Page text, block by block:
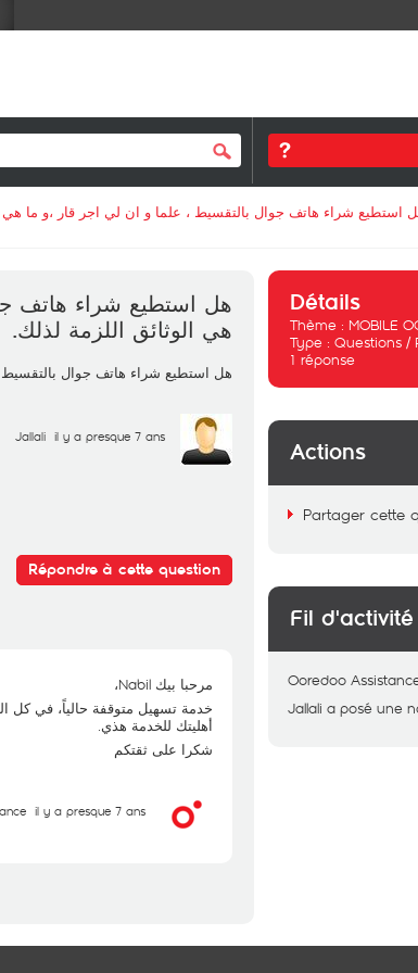
استطيع شراء هاتف جوال بالتقسيط ، علما و ان لي اجر قار ،و ما هي
هل استطيع شراء هاتف
هي الوثائق اللزمة لذلك.
هل استطيع شراء هاتف جوال بالتقسيط
Jallali il y a presque 7 ans
Répondre à cette question
مرحبا بيك Nabil،
أهليتك للخدمة هذي.
شكرا على ثقتكم
il y a presque 7 ans
Détails
Thème : MOBILE
Type : Questions /
1 réponse
Actions
Partager cette
Fil
Ooredoo
Jallali a posé une